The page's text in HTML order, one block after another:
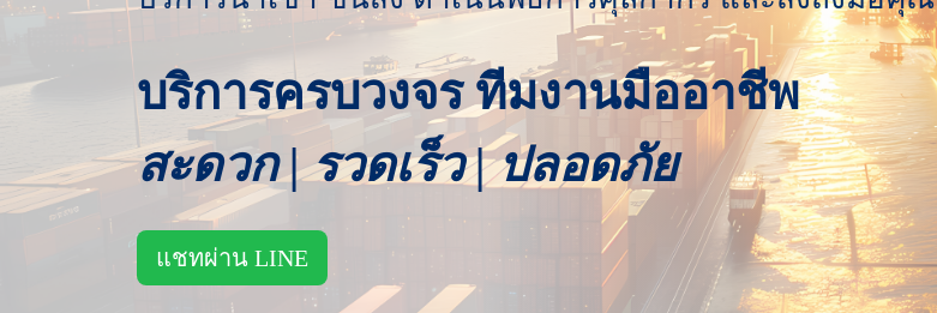
บริการครบวงจร ทีมงานมืออาชีพ
สะดวก | รวดเร็ว | ปลอดภัย
แชทผ่าน LINE